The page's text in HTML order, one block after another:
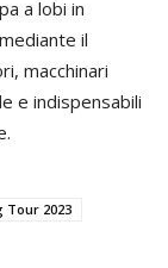
a lobi in
il
macchinari
e indispensabili
Tour 2023